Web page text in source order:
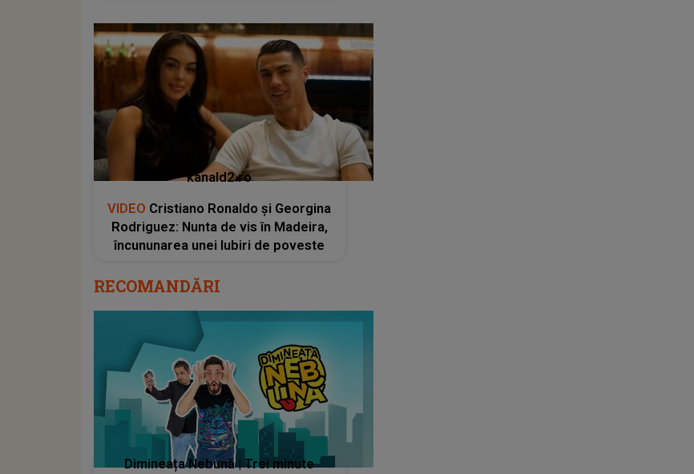
kanald2.ro
VIDEO Cristiano Ronaldo și Georgina
Rodriguez: Nunta de vis în Madeira,
încununarea unei Iubiri de poveste
RECOMANDĂRI
Dimineața Nebună | Trei minute